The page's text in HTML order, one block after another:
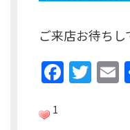
ご来店お待ち
F T
1